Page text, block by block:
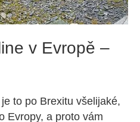
v Evropě –
to po Brexitu všelijaké,
Evropy, a proto vám